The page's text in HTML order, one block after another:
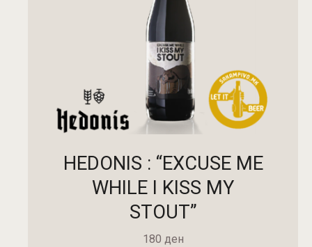
HEDONIS : “EXCUSE ME
WHILE I KISS MY
STOUT”
180 ден